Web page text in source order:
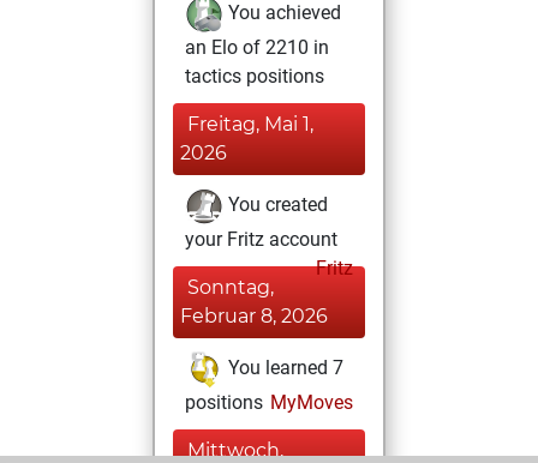
You achieved
an Elo of 2210 in
tactics positions
Freitag, Mai 1,
2026
You created
your Fritz account
Fritz
Sonntag,
Februar 8, 2026
You learned 7
positions MyMoves
Mittwoch,